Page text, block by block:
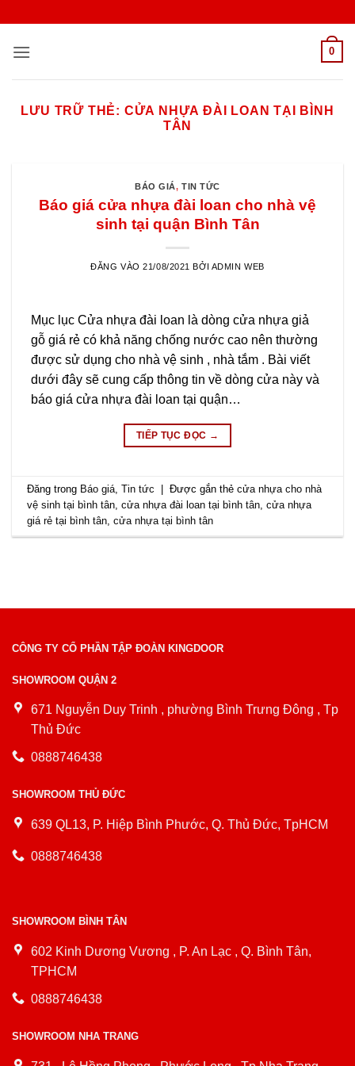
nội
0
LƯU TRỮ THẺ: CỬA NHỰA ĐÀI LOAN TẠI BÌNH
TÂN
BÁO GIÁ,TIN TỨC
Báo giá cửa nhựa đài loan cho nhà vệ
sinh tại quận Bình Tân
ĐĂNG VÀO21/08/2021 BỞI ADMIN WEB
Mục lục Cửa nhựa đài loan là dòng cửa nhựa giả
gỗ giá rẻ có khả năng chống nước cao nên thường
được sử dụng cho nhà vệ sinh , nhà tắm . Bài viết
dưới đây sẽ cung cấp thông tin về dòng cửa này và
báo giá cửa nhựa đài loan tại quận…
TIẾP TỤC ĐỌC →
Đăng trong Báo giá ,Tin tức Được gắn thẻcửa nhựa cho nhà
vệ sinh tại bình tân ,cửa nhựa đài loan tại bình tân ,cửa nhựa
giá rẻ tại bình tân ,cửa nhựa tại bình tân
CÔNG TY CỔ PHẦN TẬP ĐOÀN KINGDOOR
SHOWROOM QUẬN 2
671 Nguyễn Duy Trinh , phường Bình Trưng Đông , Tp
Thủ Đức
0888746438
SHOWROOM THỦ ĐỨC
639 QL13, P. Hiệp Bình Phước, Q. Thủ Đức, TpHCM
0888746438
SHOWROOM BÌNH TÂN
602 Kinh Dương Vương , P. An Lạc , Q. Bình Tân,
TPHCM
0888746438
SHOWROOM NHA TRANG